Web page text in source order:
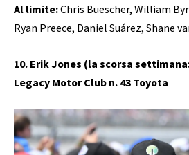
Al limite:Chris Buescher, William
Ryan Preece, Daniel Suárez, Shane
10. Erik Jones (la scorsa
Legacy Motor Club n. 43 Toyota